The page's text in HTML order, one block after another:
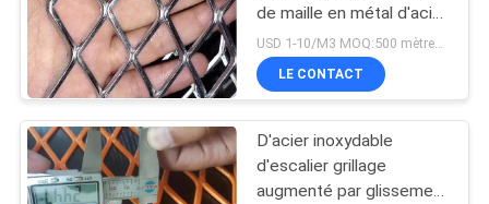
de maille en métal d'acier
inoxydable
LE CONTACT
D'acier inoxydable
d'escalier grillage
augmenté par glissement